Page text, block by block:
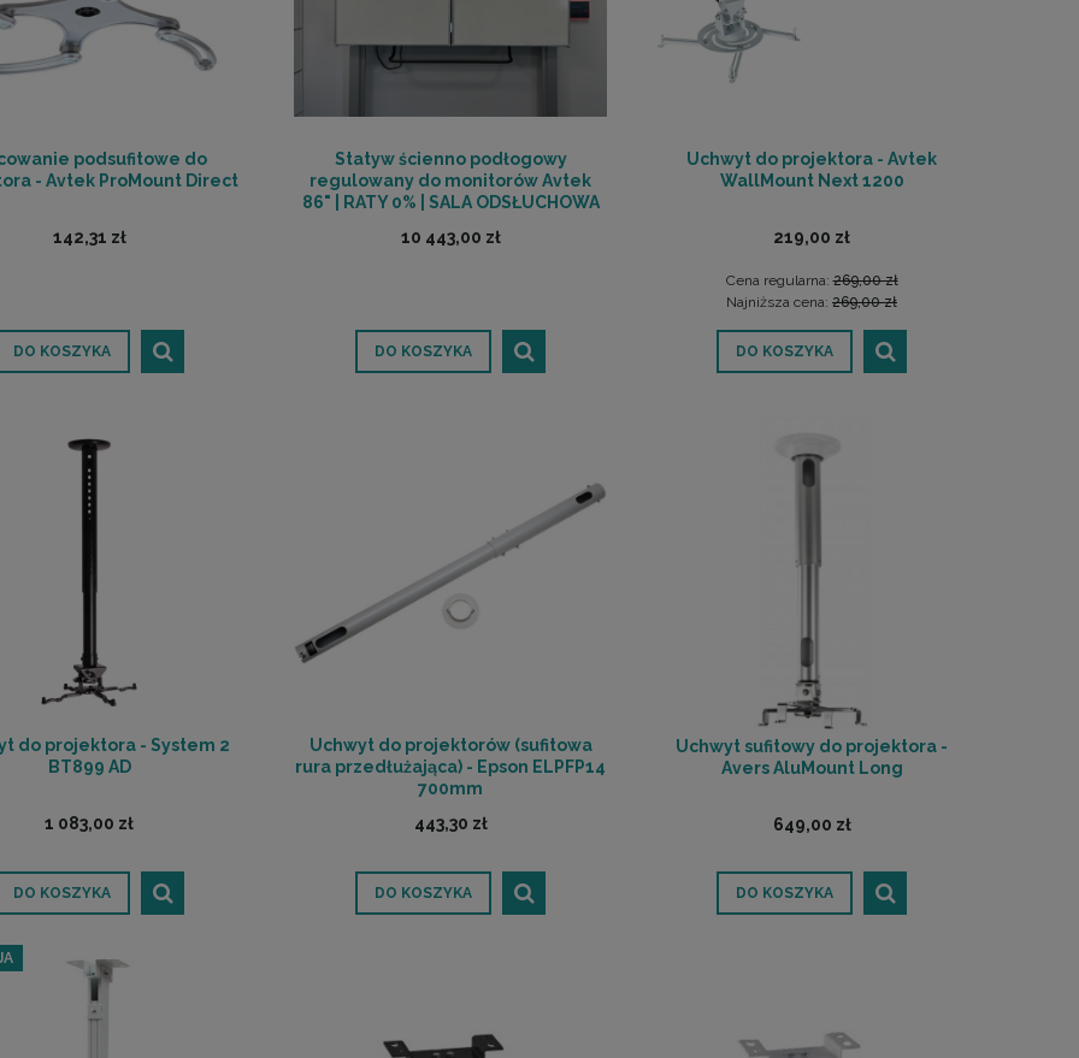
podsufitowe do
- Avtek ProMount Direct
142,31 zł
DO KOSZYKA
Statyw ścienno podłogowy
regulowany do monitorów Avtek
86" | RATY 0% | SALA ODSŁUCHOWA
10 443,00 zł
DO KOSZYKA
Uchwyt do projektora - Avtek
WallMount Next 1200
219,00 zł
Cena regularna:269,00 zł
Najniższa cena: 269,00 zł
DO KOSZYKA
do projektora - System 2
BT899 AD
1 083,00 zł
DO KOSZYKA
Uchwyt do projektorów (sufitowa
rura przedłużająca) - Epson ELPFP14
700mm
443,30 zł
DO KOSZYKA
Uchwyt sufitowy do projektora -
Avers AluMount Long
649,00 zł
DO KOSZYKA